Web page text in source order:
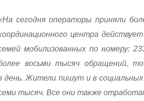
сегодня операторы приняли
центра
мобилизованных по номеру:
восьми тысяч обращений,
день. Жители пишут и в
тысяч. Все они также